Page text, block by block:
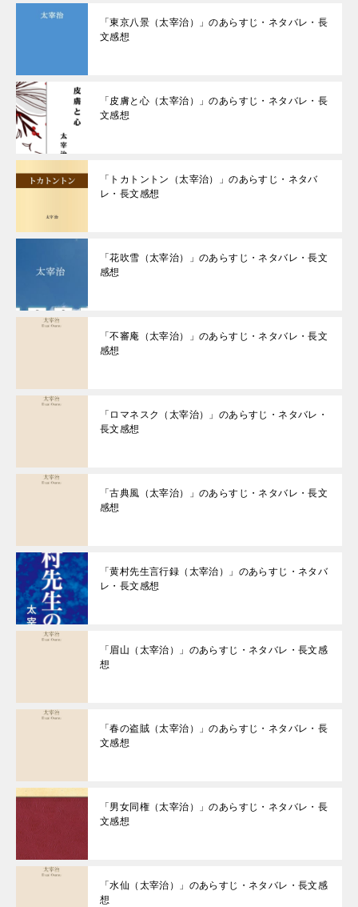
「東京八景（太宰治）」のあらすじ・ネタバレ・長
文感想
「皮膚と心（太宰治）」のあらすじ・ネタバレ・長
文感想
「トカトントン（太宰治）」のあらすじ・ネタバ
レ・長文感想
「花吹雪（太宰治）」のあらすじ・ネタバレ・長文
感想
「不審庵（太宰治）」のあらすじ・ネタバレ・長文
感想
「ロマネスク（太宰治）」のあらすじ・ネタバレ・
長文感想
「古典風（太宰治）」のあらすじ・ネタバレ・長文
感想
「黄村先生言行録（太宰治）」のあらすじ・ネタバ
レ・長文感想
「眉山（太宰治）」のあらすじ・ネタバレ・長文感
想
「春の盗賊（太宰治）」のあらすじ・ネタバレ・長
文感想
「男女同権（太宰治）」のあらすじ・ネタバレ・長
文感想
「水仙（太宰治）」のあらすじ・ネタバレ・長文感
想